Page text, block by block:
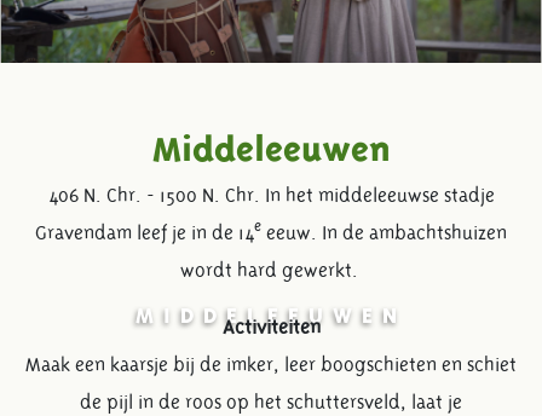
MIDDELEEUWEN
Middeleeuwen
406 N. Chr. - 1500 N. Chr. In het middeleeuwse stadje
Gravendam leef je in de 14e eeuw. In de ambachtshuizen
wordt hard gewerkt.
Activiteiten
Maak een kaarsje bij de imker, leer boogschieten en schiet
de pijl in de roos op het schuttersveld, laat je